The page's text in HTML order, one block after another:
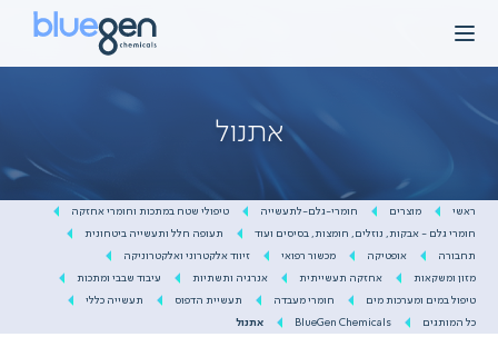
to
אתנול
ראשי מוצרים חומרי-גלם-לתעשייה
טיפולי שטח במתכות וחומרי אחזקה
חומרי גלם - אבקות, נוזלים, חומצות, בסיסים ועוד
תעופה חלל ותעשייה ביטחונית
תחבורה
אופטיקה מכשור רפואי
זיווד אלקטרוני ואלקטרוניקה
מזון ומשקאות
אחזקה תעשייתית אנרגיה ותשתיות
עיבוד שבבי ומתכות
טיפול במים ומערכות מים
חומרי מעבדה תעשיית הדפוס
תעשייה כללי
כל המותגים
BlueGen Chemicals אתנול